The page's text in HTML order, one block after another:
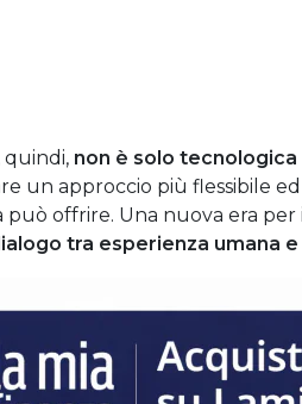
quindi, non è solo tecnologica
un approccio più flessibile
offrire. Una nuova era per
tra esperienza umana